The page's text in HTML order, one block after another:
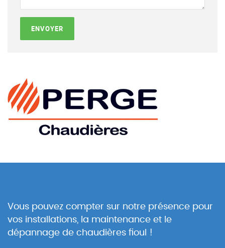
ENVOYER
Vous pouvez compter sur notre présence pour
vos installations, la maintenance et le
dépannage de chaudières fioul !